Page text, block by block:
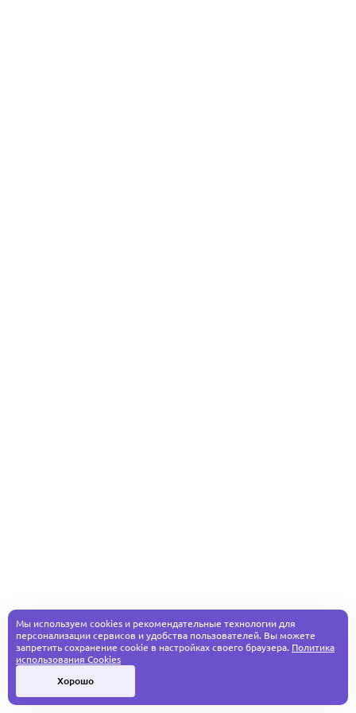
Мы используем cookies и рекомендательные технологии для
персонализации сервисов и удобства пользователей. Вы можете
запретить сохранение cookie в настройках своего браузера. Политика
использования Cookies
Хорошо